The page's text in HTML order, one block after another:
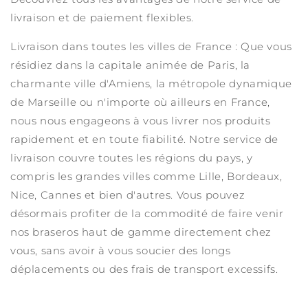
livraison et de paiement flexibles.
Livraison dans toutes les villes de France : Que vous
résidiez dans la capitale animée de Paris, la
charmante ville d'Amiens, la métropole dynamique
de Marseille ou n'importe où ailleurs en France,
nous nous engageons à vous livrer nos produits
rapidement et en toute fiabilité. Notre service de
livraison couvre toutes les régions du pays, y
compris les grandes villes comme Lille, Bordeaux,
Nice, Cannes et bien d'autres. Vous pouvez
désormais profiter de la commodité de faire venir
nos braseros haut de gamme directement chez
vous, sans avoir à vous soucier des longs
déplacements ou des frais de transport excessifs.